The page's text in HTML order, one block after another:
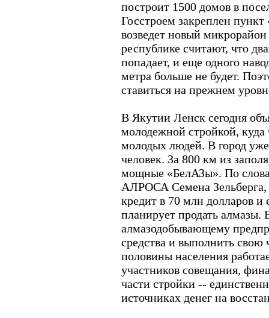
построит 1500 домов в
Госстроем закреплен
возведет новый
республике считают, что
попадает, и еще одного
метра больше не будет.
ставиться на прежнем
В Якутии Ленск сегодня
молодежной стройкой,
молодых людей. В город
человек. За 800 км из
мощные «БелАЗы». По
АЛРОСА Семена Зельберга,
кредит в 70 млн долларов
планирует продать алмазы.
алмазодобывающему
средства и выполнить свою
половины населения
участников совещания,
части стройки --
источниках денег на